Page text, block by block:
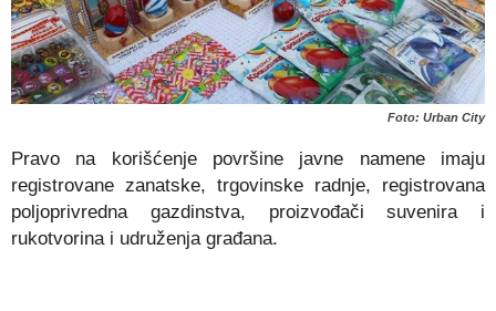
Foto: Urban City
Pravo na korišćenje površine javne namene imaju
registrovane zanatske, trgovinske radnje, registrovana
poljoprivredna gazdinstva, proizvođači suvenira i
rukotvorina i udruženja građana.